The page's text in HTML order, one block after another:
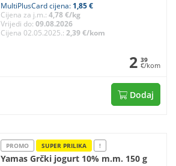
MultiPlusCard cijena: 1,85 €
Cijena za j.m.: 4,78 €/kg
Vrijedi do: 09.08.2026
Cijena 02.05.2025.: 2,39 €/kom
2 39
€/kom
Dodaj
PROMO SUPER PRILIKA !
Yamas Grčki jogurt 10% m.m. 150 g